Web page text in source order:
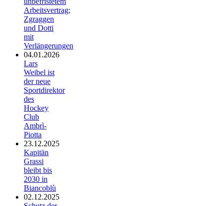
Arbeitsvertrag;
Zgraggen
und Dotti
mit
Verlängerungen
04.01.2026
Lars
Weibel ist
der neue
Sportdirektor
des
Hockey
Club
Ambrì-
Piotta
23.12.2025
Kapitän
Grassi
bleibt bis
2030 in
Biancoblù
02.12.2025